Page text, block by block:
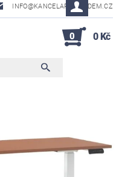
INFO@KANCELAR-SKLADEM.CZ
0 0 Kč